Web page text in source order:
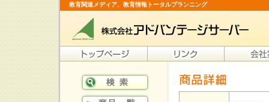
教育関連メディア、教育情報トータルプランニング